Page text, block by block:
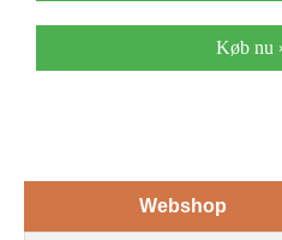
Køb nu
Webshop